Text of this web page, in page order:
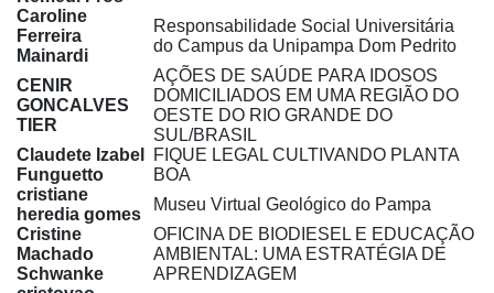
Caroline
Ferreira
Mainardi
Responsabilidade Social Universitária
do Campus da Unipampa Dom Pedrito
CENIR
GONCALVES
TIER
AÇÕES DE SAÚDE PARA IDOSOS
DOMICILIADOS EM UMA REGIÃO DO
OESTE DO RIO GRANDE DO
SUL/BRASIL
Claudete Izabel
Funguetto
FIQUE LEGAL CULTIVANDO PLANTA
BOA
cristiane
heredia gomes
Museu Virtual Geológico do Pampa
Cristine
Machado
Schwanke
OFICINA DE BIODIESEL E EDUCAÇÃO
AMBIENTAL: UMA ESTRATÉGIA DE
APRENDIZAGEM